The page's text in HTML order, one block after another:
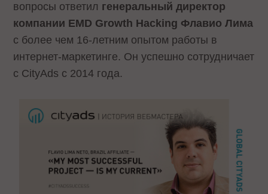
вопросы ответил генеральный директор
компании EMD Growth Hacking Флавио Лима
с более чем 16-летним опытом работы в
интернет-маркетинге. Он успешно сотрудничает
с CityAds с 2014 года.